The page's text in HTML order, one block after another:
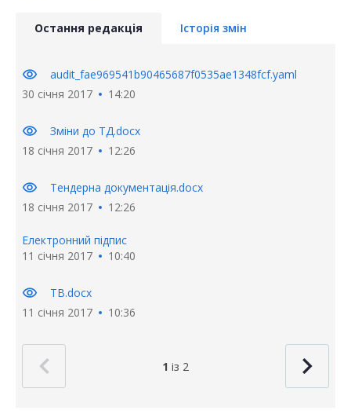
Остання редакція Історія змін
visibility
audit_fae969541b90465687f0535ae1348fcf.yaml
30 січня 2017
14:20
visibility
Зміни до ТД.docx
18 січня 2017
12:26
visibility
Тендерна документація.docx
18 січня 2017
12:26
Електронний підпис
11 січня 2017
10:40
visibility
ТВ.docx
11 січня 2017
10:36
1 із 2